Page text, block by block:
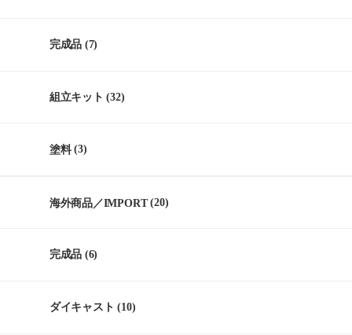
完成品 (7)
組立キット (32)
塗料(3)
海外商品／IMPORT(20)
完成品 (6)
ダイキャスト (10)